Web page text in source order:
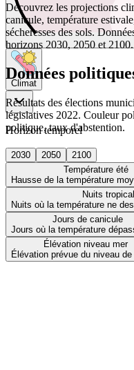
Climat
Horizon temporel
2030 2050
2100
Température été
Hausse de la température
Nuits
Nuits où la température ne
Jours de canicule
Jours où la température
Élévation niveau mer
Élévation prévue du niveau
Découvrez les projections
canicule, température
sécheresses des sols.
horizons 2030, 2050 et 2100.
Données
Résultats des élections
législatives 2022. Couleur
politique, taux d'abstention.